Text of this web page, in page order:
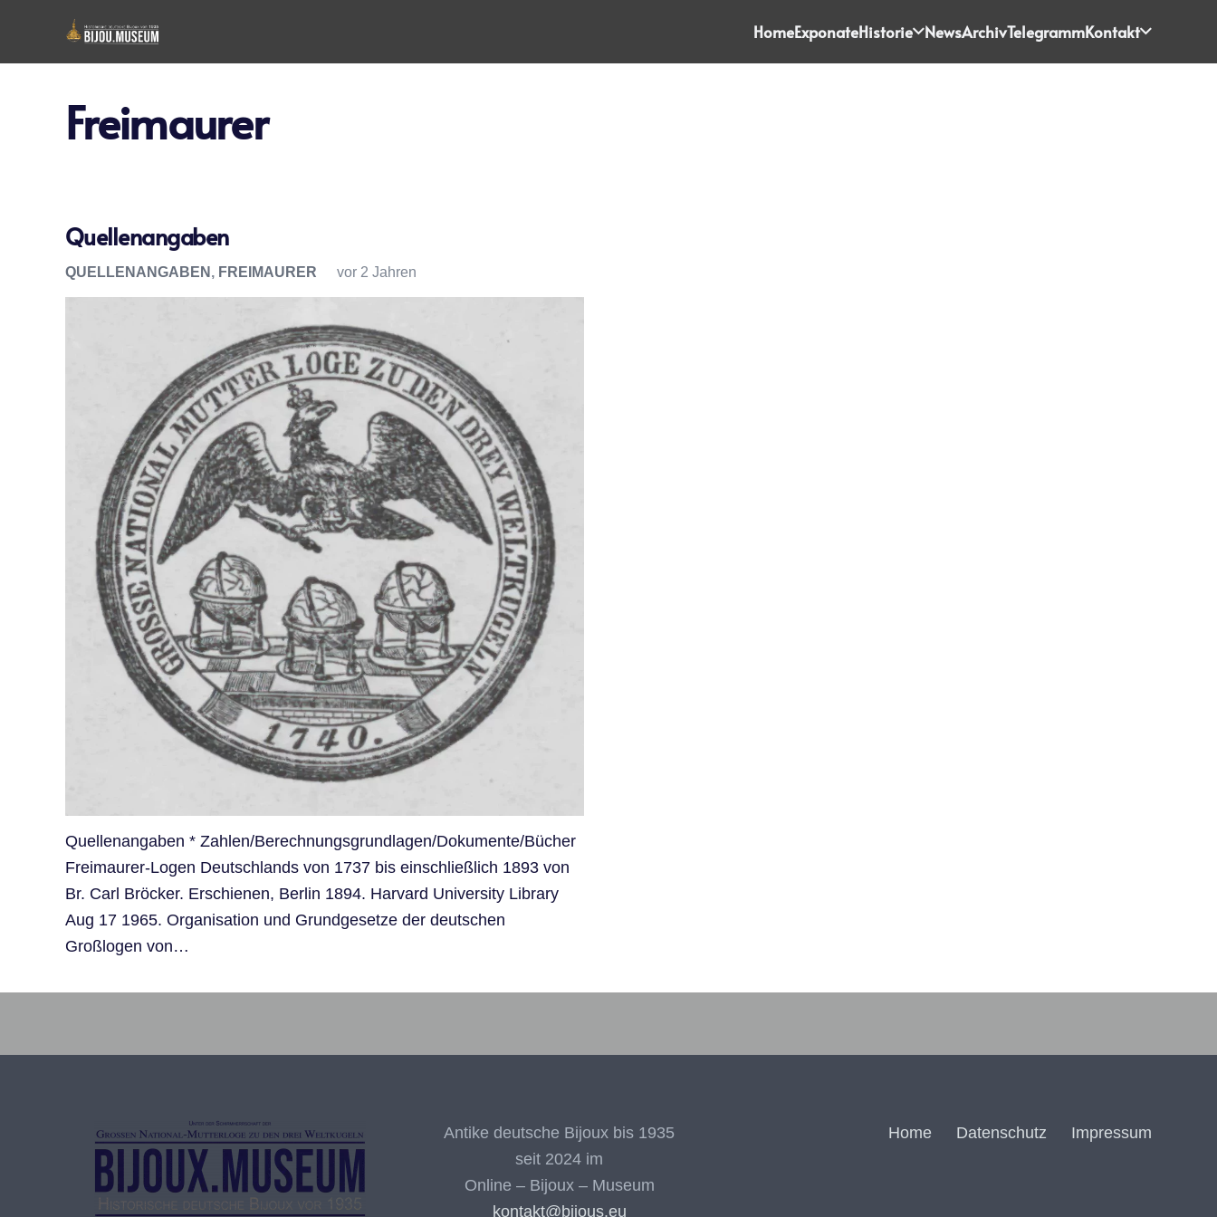
HomeExponateHistorie NewsArchivTelegrammKontakt
Freimaurer
Quellenangaben
QUELLENANGABEN, FREIMAURER vor 2 Jahren
Quellenangaben * Zahlen/Berechnungsgrundlagen/Dokumente/Bücher
Freimaurer-Logen Deutschlands von 1737 bis einschließlich 1893 von
Br. Carl Bröcker. Erschienen, Berlin 1894. Harvard University Library
Aug 17 1965. Organisation und Grundgesetze der deutschen
Großlogen von…
Vollendung einer Reise Bijoux – Recherchekreis
Deutschland“
Antike deutsche Bijoux bis 1935
seit 2024 im
Online – Bijoux – Museum
kontakt@bijous.eu
Home Datenschutz Impressum